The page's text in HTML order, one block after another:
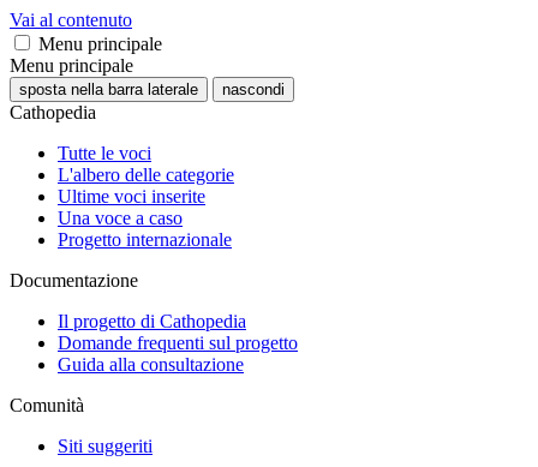
Vai al contenuto
Menu principale
Menu principale
sposta nella barra laterale nascondi
Cathopedia
Tutte le voci
L'albero delle categorie
Ultime voci inserite
Una voce a caso
Progetto internazionale
Documentazione
Il progetto di Cathopedia
Domande frequenti sul progetto
Guida alla consultazione
Comunità
Siti suggeriti